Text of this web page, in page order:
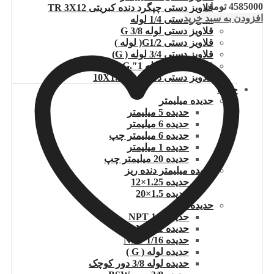
قلاویز دستی چپگرد دنده کبریتی TR 3X12
قلاویز دستی 1/4 لوله
قلاویز دستی لوله G 3/8
قلاویز دستی G1/2( لوله )
قلاویز دستی 3/4 لوله ( G)
قلاویز دستی لوله 1″.G
قلاویز دستی دنده ریز 10X1.25
حدیده
حدیده میلیمتر
حدیده 5 میلیمتر
حدیده 6 میلیمتر
حدیده 6 میلیمتر چپ
حدیده 1 میلیمتر
حدیده 20 میلیمتر چپ
حدیده میلیمتر دنده ریز
حدیده 1.25×12
حدیده 1.5×20
حدیده اینچ
حدیده 1/2 NPT
حدیده NPT 1
حدیده 1/16 NPT
حدیده لوله ( G )
حدیده لوله 3/8 دور کوچک
4585000 تومان
افزودن به سبد خرید